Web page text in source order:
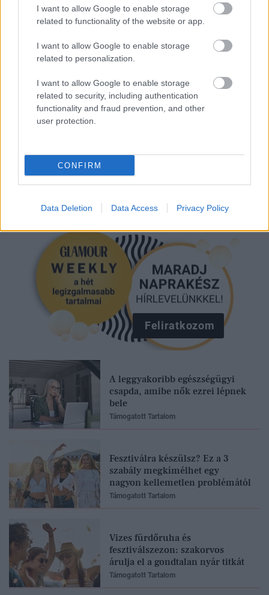
I want to allow Google to enable storage
related to functionality of the website or app.
I want to allow Google to enable storage
related to personalization.
I want to allow Google to enable storage
related to security, including authentication
functionality and fraud prevention, and other
user protection.
CONFIRM
Data Deletion Data Access Privacy Policy
KATE MOSS SZUPERMODELL CARINE ROITFELD CÍMLAP
ARMANI PRIVÉ MAGYAR TOPMODELL VOGUE
Feliratkozom
A leggyakoribb egészségügyi
csapda, amibe nők ezrei lépnek
bele
Támogatott Tartalom
Fesztiválra készülsz? Ez a 3
szabály megkímélhet egy
nagyon kellemetlen problémától
Támogatott Tartalom
Vizes fürdőruha és
fesztiválszezon: szakorvos
árulja el a gondtalan nyár titkát
Támogatott Tartalom